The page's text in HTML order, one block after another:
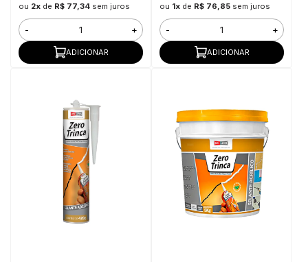
ou 2xde R$ 77,34 sem juros
- +
ADICIONAR
ou 1xde R$ 76,85 sem juros
- +
ADICIONAR